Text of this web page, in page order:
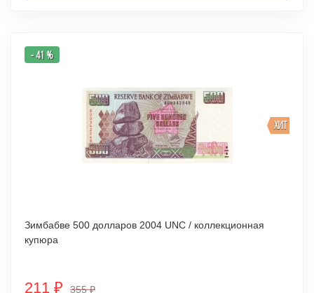
ХИТ
- 41 %
Зимбабве 500 долларов 2004 UNC / коллекционная
купюра
211 ₽ 355₽